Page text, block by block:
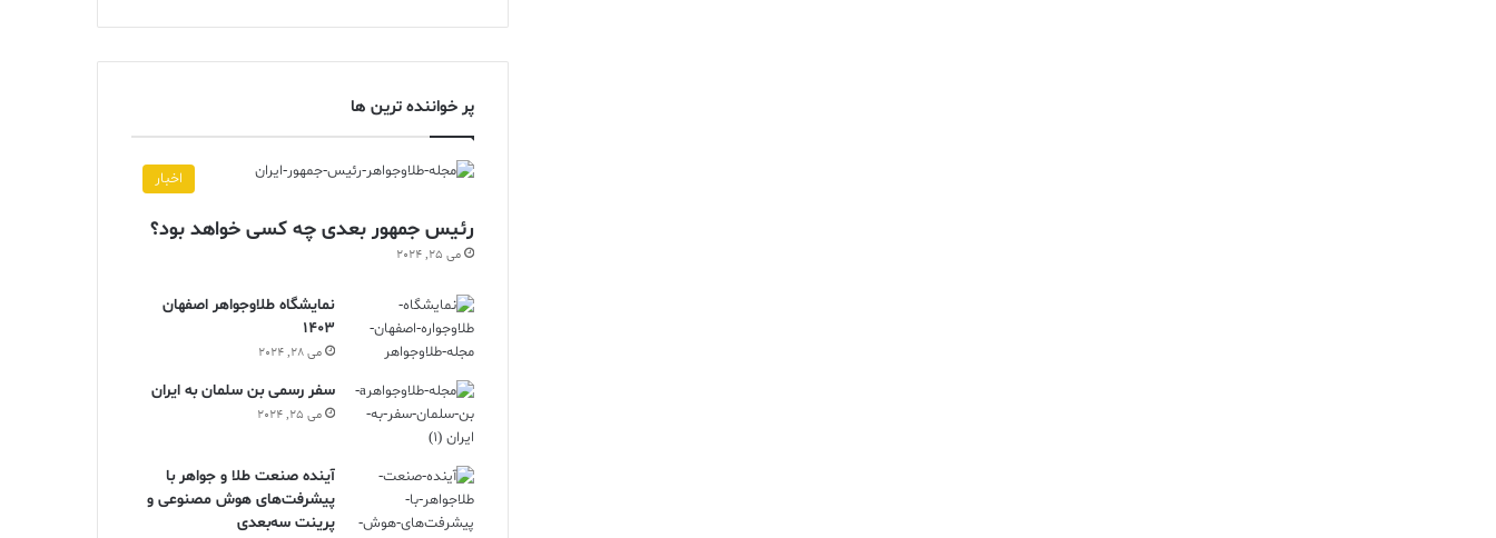
پر خواننده ترین ها
اخبار
رئیس جمهور بعدی چه کسی خواهد بود؟
می 25, 2024
نمایشگاه طلاوجواهر اصفهان
1403
می 28, 2024
سفر رسمی بن سلمان به ایران
می 25, 2024
آینده صنعت طلا و جواهر با
پیشرفت‌های هوش مصنوعی و
پرینت سه‌بعدی